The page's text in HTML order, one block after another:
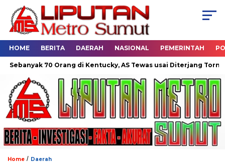
HOME BERITA DAERAH NASIONAL PEMERINTAH
70 Orang di Kentucky, AS Tewas usai Diterjang Tornado
Home / Daerah